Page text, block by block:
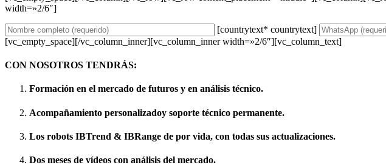
width=»2/6″]
[countrytext* countrytext]
[vc_empty_space][/vc_column_inner][vc_column_inner width=»2/6″][vc_column_text]
CON NOSOTROS TENDRÁS:
Formación en el mercado de futuros y en análisis técnico.
Acompañamiento personalizadoy soporte técnico permanente.
Los robots IBTrend & IBRange de por vida, con todas sus actualizaciones.
Dos meses de vídeos con análisis del mercado.